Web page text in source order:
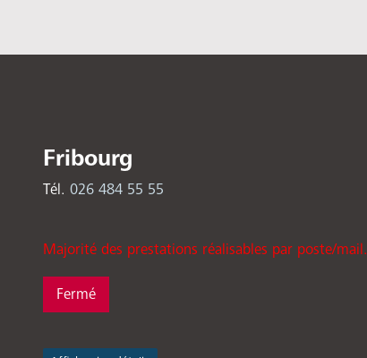
Fribourg
Tél. 026 484 55 55
Majorité des prestations réalisables par poste/mail.
Fermé